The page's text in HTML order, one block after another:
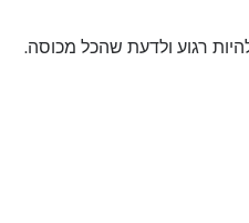
רגוע ולדעת שהכל מכוסה.